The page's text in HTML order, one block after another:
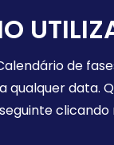
de
qualquer data.
clicando